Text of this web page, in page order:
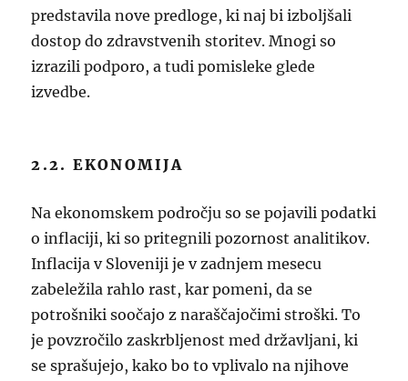
predstavila nove predloge, ki naj bi izboljšali
dostop do zdravstvenih storitev. Mnogi so
izrazili podporo, a tudi pomisleke glede
izvedbe.
2.2. EKONOMIJA
Na ekonomskem področju so se pojavili podatki
o inflaciji, ki so pritegnili pozornost analitikov.
Inflacija v Sloveniji je v zadnjem mesecu
zabeležila rahlo rast, kar pomeni, da se
potrošniki soočajo z naraščajočimi stroški. To
je povzročilo zaskrbljenost med državljani, ki
se sprašujejo, kako bo to vplivalo na njihove